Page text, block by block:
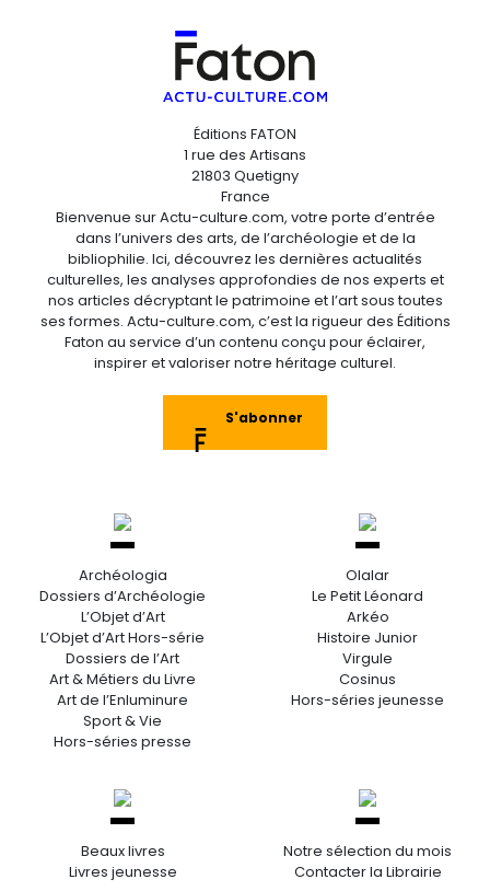
Éditions FATON
1 rue des Artisans
21803 Quetigny
France
Bienvenue sur Actu-culture.com, votre porte d’entrée
dans l’univers des arts, de l’archéologie et de la
bibliophilie. Ici, découvrez les dernières actualités
culturelles, les analyses approfondies de nos experts et
nos articles décryptant le patrimoine et l’art sous toutes
ses formes. Actu-culture.com, c’est la rigueur des Éditions
Faton au service d’un contenu conçu pour éclairer,
inspirer et valoriser notre héritage culturel.
S'abonner
Archéologia
Dossiers d’Archéologie
L’Objet d’Art
L’Objet d’Art Hors-série
Dossiers de l’Art
Art & Métiers du Livre
Art de l’Enluminure
Sport & Vie
Hors-séries presse
Olalar
Le Petit Léonard
Arkéo
Histoire Junior
Virgule
Cosinus
Hors-séries jeunesse
Beaux livres
Livres jeunesse
Notre sélection du mois
Contacter la Librairie